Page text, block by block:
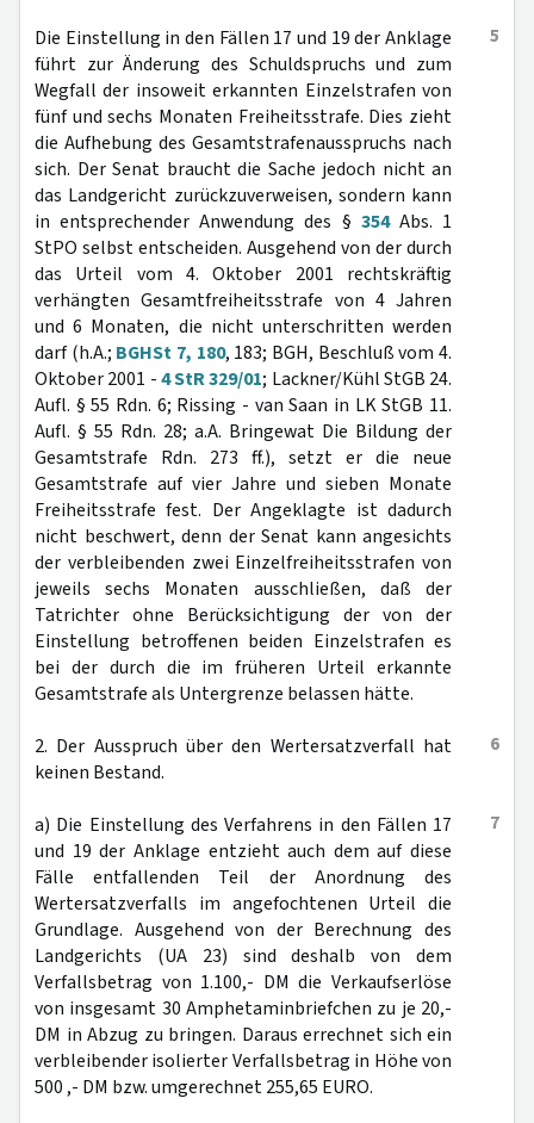
5
Die Einstellung in den Fällen 17 und 19 der Anklage
führt zur Änderung des Schuldspruchs und zum
Wegfall der insoweit erkannten Einzelstrafen von
fünf und sechs Monaten Freiheitsstrafe. Dies zieht
die Aufhebung des Gesamtstrafenausspruchs nach
sich. Der Senat braucht die Sache jedoch nicht an
das Landgericht zurückzuverweisen, sondern kann
in entsprechender Anwendung des § 354Abs. 1
StPO selbst entscheiden. Ausgehend von der durch
das Urteil vom 4. Oktober 2001 rechtskräftig
verhängten Gesamtfreiheitsstrafe von 4 Jahren
und 6 Monaten, die nicht unterschritten werden
darf (h.A.; BGHSt 7, 180, 183; BGH, Beschluß vom 4.
Oktober 2001 -4 StR 329/01; Lackner/Kühl StGB 24.
Aufl. § 55 Rdn. 6; Rissing - van Saan in LK StGB 11.
Aufl. § 55 Rdn. 28; a.A. Bringewat Die Bildung der
Gesamtstrafe Rdn. 273 ff.), setzt er die neue
Gesamtstrafe auf vier Jahre und sieben Monate
Freiheitsstrafe fest. Der Angeklagte ist dadurch
nicht beschwert, denn der Senat kann angesichts
der verbleibenden zwei Einzelfreiheitsstrafen von
jeweils sechs Monaten ausschließen, daß der
Tatrichter ohne Berücksichtigung der von der
Einstellung betroffenen beiden Einzelstrafen es
bei der durch die im früheren Urteil erkannte
Gesamtstrafe als Untergrenze belassen hätte.
6
2. Der Ausspruch über den Wertersatzverfall hat
keinen Bestand.
7
a) Die Einstellung des Verfahrens in den Fällen 17
und 19 der Anklage entzieht auch dem auf diese
Fälle entfallenden Teil der Anordnung des
Wertersatzverfalls im angefochtenen Urteil die
Grundlage. Ausgehend von der Berechnung des
Landgerichts (UA 23) sind deshalb von dem
Verfallsbetrag von 1.100,- DM die Verkaufserlöse
von insgesamt 30 Amphetaminbriefchen zu je 20,-
DM in Abzug zu bringen. Daraus errechnet sich ein
verbleibender isolierter Verfallsbetrag in Höhe von
500 ,- DM bzw. umgerechnet 255,65 EURO.